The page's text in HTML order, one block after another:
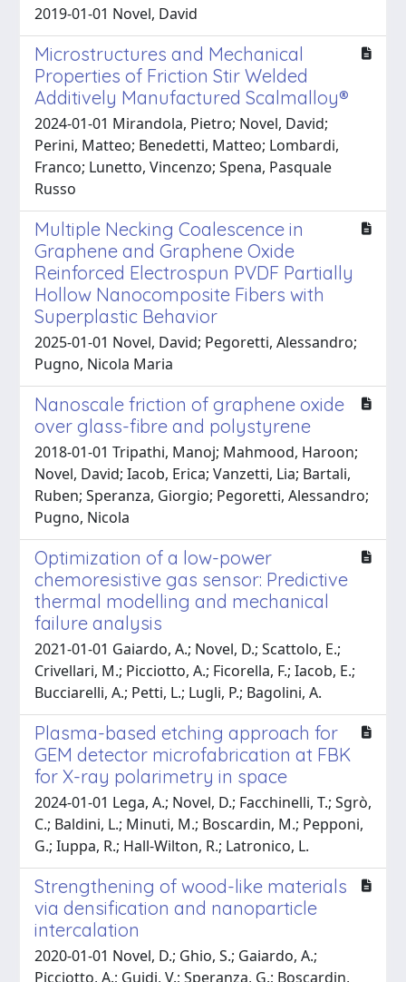
2019-01-01 Novel, David
Microstructures and Mechanical
Properties of Friction Stir Welded
Additively Manufactured Scalmalloy®
2024-01-01 Mirandola, Pietro; Novel, David;
Perini, Matteo; Benedetti, Matteo; Lombardi,
Franco; Lunetto, Vincenzo; Spena, Pasquale
Russo
Multiple Necking Coalescence in
Graphene and Graphene Oxide
Reinforced Electrospun PVDF Partially
Hollow Nanocomposite Fibers with
Superplastic Behavior
2025-01-01 Novel, David; Pegoretti, Alessandro;
Pugno, Nicola Maria
Nanoscale friction of graphene oxide
over glass-fibre and polystyrene
2018-01-01 Tripathi, Manoj; Mahmood, Haroon;
Novel, David; Iacob, Erica; Vanzetti, Lia; Bartali,
Ruben; Speranza, Giorgio; Pegoretti, Alessandro;
Pugno, Nicola
Optimization of a low-power
chemoresistive gas sensor: Predictive
thermal modelling and mechanical
failure analysis
2021-01-01 Gaiardo, A.; Novel, D.; Scattolo, E.;
Crivellari, M.; Picciotto, A.; Ficorella, F.; Iacob, E.;
Bucciarelli, A.; Petti, L.; Lugli, P.; Bagolini, A.
Plasma-based etching approach for
GEM detector microfabrication at FBK
for X-ray polarimetry in space
2024-01-01 Lega, A.; Novel, D.; Facchinelli, T.; Sgrò,
C.; Baldini, L.; Minuti, M.; Boscardin, M.; Pepponi,
G.; Iuppa, R.; Hall-Wilton, R.; Latronico, L.
Strengthening of wood-like materials
via densification and nanoparticle
intercalation
2020-01-01 Novel, D.; Ghio, S.; Gaiardo, A.;
Picciotto, A.; Guidi, V.; Speranza, G.; Boscardin,